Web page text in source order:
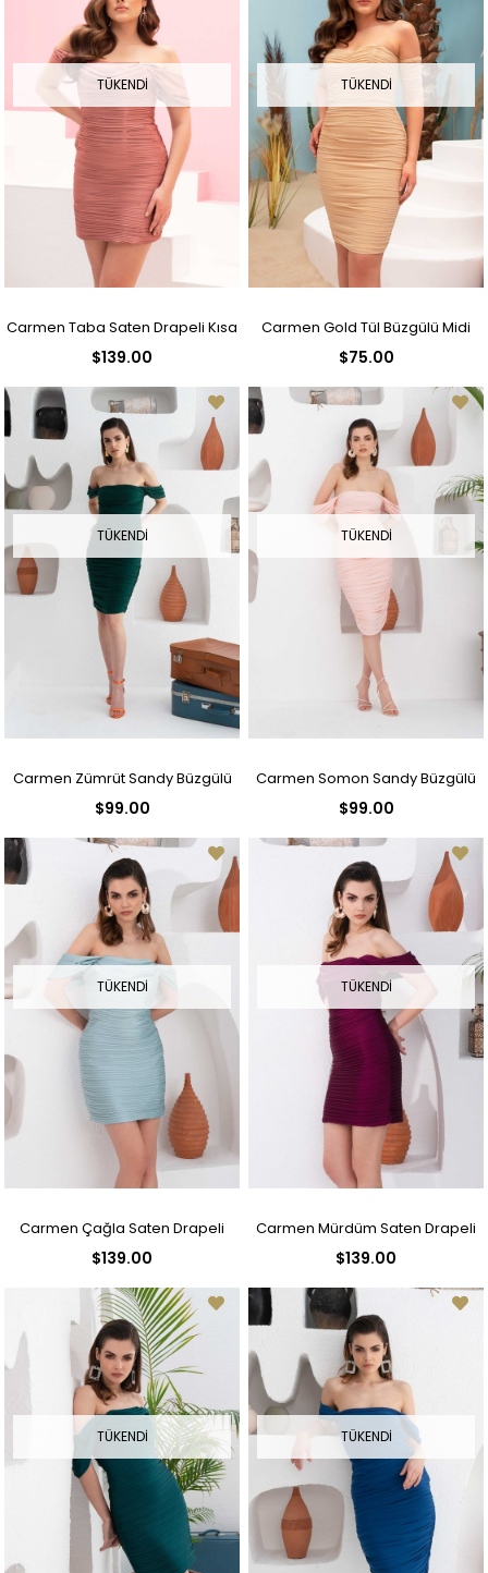
TÜKENDI
Carmen Taba Saten Drapeli Kısa
$139.00
TÜKENDI
Carmen Gold Tül Büzgülü Midi
$75.00
TÜKENDI
Carmen Zümrüt Sandy Büzgülü
$99.00
TÜKENDI
Carmen Somon Sandy Büzgülü
$99.00
TÜKENDI
Carmen Çağla Saten Drapeli
$139.00
TÜKENDI
Carmen Mürdüm Saten Drapeli
$139.00
TÜKENDI TÜKENDI